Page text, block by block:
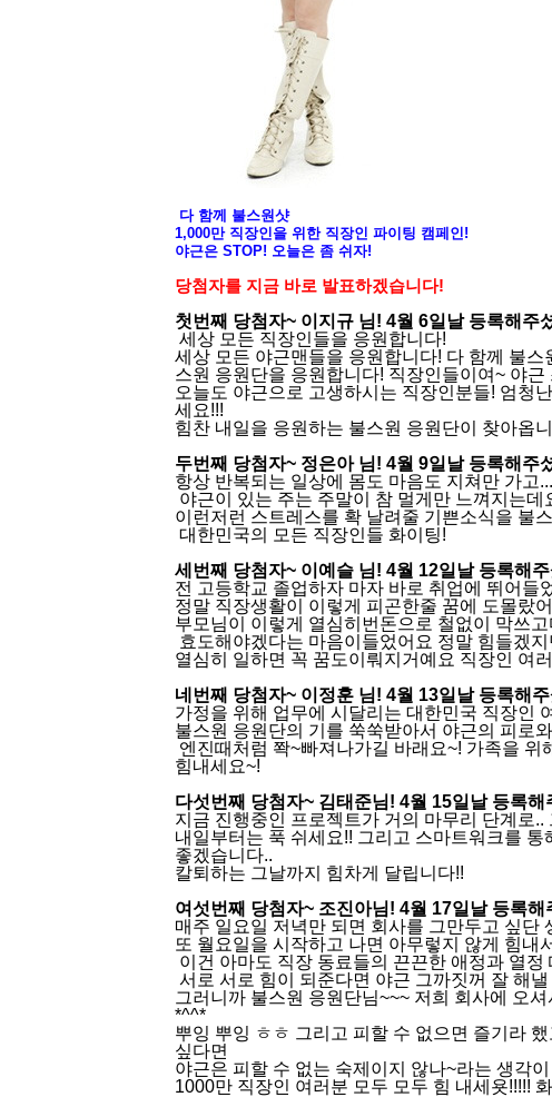
다 함께 불스원샷
1,000만 직장인을 위한 직장인 파이팅 캠페인!
야근은 STOP! 오늘은 좀 쉬자!
당첨자를 지금 바로 발표하겠습니다!
첫번째 당첨자~ 이지규 님! 4월 6일날 등록해주
세상 모든 직장인들을 응원합니다!
세상 모든 야근맨들을 응원합니다! 다 함께 불스
스원 응원단을 응원합니다! 직장인들이여~ 야
오늘도 야근으로 고생하시는 직장인분들! 엄청
세요!!!
힘찬 내일을 응원하는 불스원 응원단이 찾아옵
두번째 당첨자~ 정은아 님! 4월 9일날 등록해주
항상 반복되는 일상에 몸도 마음도 지쳐만 가고
야근이 있는 주는 주말이 참 멀게만 느껴지는데
이런저런 스트레스를 확 날려줄 기쁜소식을 불
대한민국의 모든 직장인들 화이팅!
세번째 당첨자~ 이예슬 님! 4월 12일날 등록해
전 고등학교 졸업하자 마자 바로 취업에 뛰어들
정말 직장생활이 이렇게 피곤한줄 꿈에 도몰랐
부모님이 이렇게 열심히번돈으로 철없이 막쓰
효도해야겠다는 마음이들었어요 정말 힘들겠
열심히 일하면 꼭 꿈도이뤄지거예요 직장인 여
네번째 당첨자~ 이정훈 님! 4월 13일날 등록해
가정을 위해 업무에 시달리는 대한민국 직장인
불스원 응원단의 기를 쑥쑥받아서 야근의 피로
엔진때처럼 쫙~빠져나가길 바래요~! 가족을
힘내세요~!
다섯번째 당첨자~ 김태준님! 4월 15일날 등록
지금 진행중인 프로젝트가 거의 마무리 단계로..
내일부터는 푹 쉬세요!! 그리고 스마트워크를
좋겠습니다..
칼퇴하는 그날까지 힘차게 달립니다!!
여섯번째 당첨자~ 조진아님! 4월 17일날 등록
매주 일요일 저녁만 되면 회사를 그만두고 싶단
또 월요일을 시작하고 나면 아무렇지 않게 힘내
이건 아마도 직장 동료들의 끈끈한 애정과 열정
서로 서로 힘이 되준다면 야근 그까짓꺼 잘 해
그러니까 불스원 응원단님~~~ 저희 회사에 오
*^^*
뿌잉 뿌잉 ㅎㅎ 그리고 피할 수 없으면 즐기라
싶다면
야근은 피할 수 없는 숙제이지 않나~라는 생각
1000만 직장인 여러분 모두 모두 힘 내세욧!!!!!